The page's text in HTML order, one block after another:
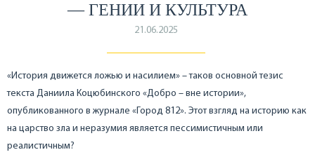
— ГЕНИИ И КУЛЬТУРА
21.06.2025
«История движется ложью и насилием» – таков основной тезис
текста Даниила Коцюбинского «Добро – вне истории»,
опубликованного в журнале «Город 812». Этот взгляд на историю как
на царство зла и неразумия является пессимистичным или
реалистичным?